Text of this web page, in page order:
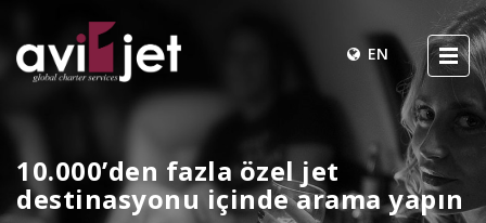
EN
10.000’den fazla özel jet
destinasyonu içinde arama yapın